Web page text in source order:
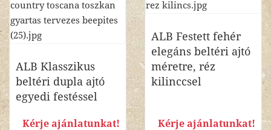
ALB Klasszikus
beltéri dupla ajtó
egyedi festéssel
Kérje ajánlatunkat!
ALB Festett fehér
elegáns beltéri ajtó
méretre, réz
kilinccsel
Kérje ajánlatunkat!